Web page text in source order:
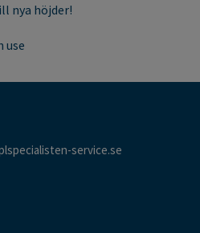
nya höjder!
service.se